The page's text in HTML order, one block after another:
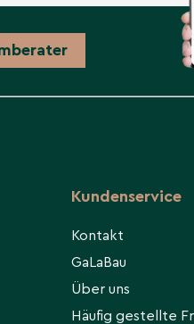
Kundenservice
Kontakt
GaLaBau
Über uns
Häufig gestellte